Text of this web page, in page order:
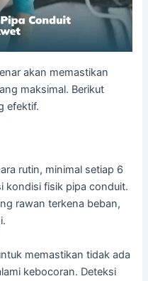
akan memastikan
maksimal. Berikut
efektif.
rutin, minimal setiap 6
kondisi fisik pipa conduit.
rawan terkena beban,
memastikan tidak ada
kebocoran. Deteksi